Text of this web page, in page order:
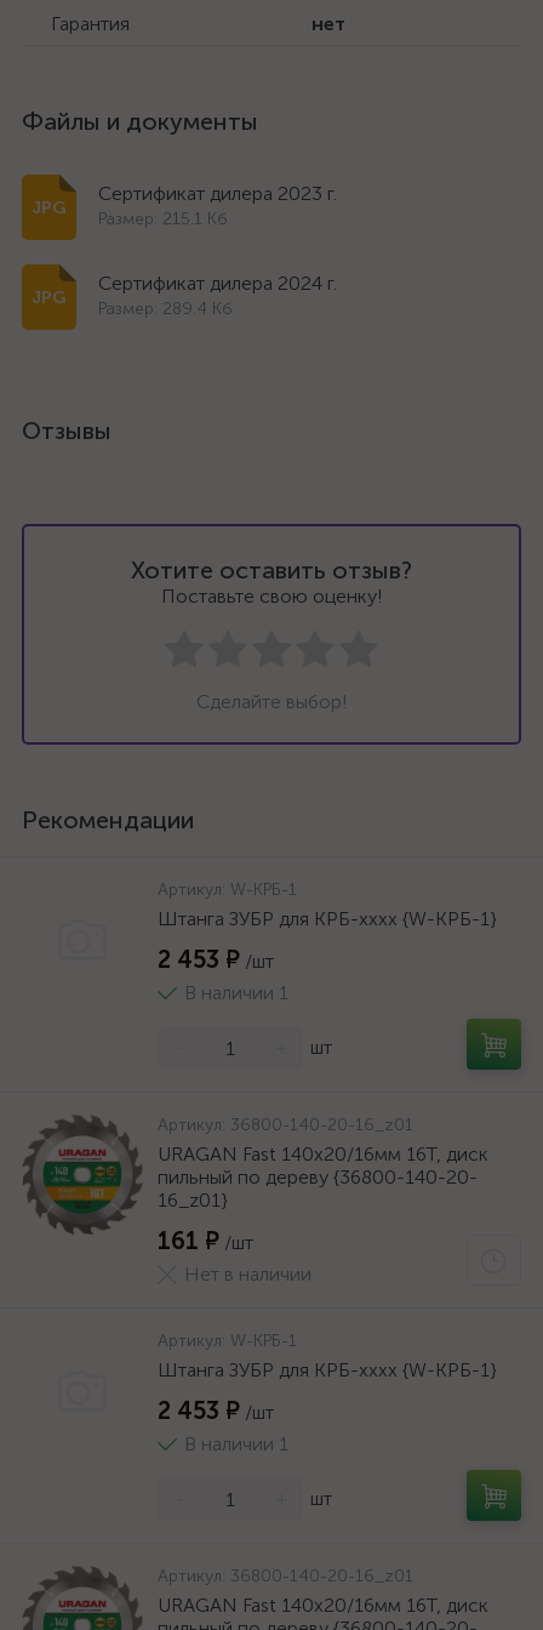
Гарантия нет
Файлы и документы
Сертификат дилера 2023 г.
Размер: 215.1 Кб
Сертификат дилера 2024 г.
Размер: 289.4 Кб
Отзывы
Хотите оставить отзыв?
Поставьте свою оценку!
Сделайте выбор!
Рекомендации
Артикул: W-КРБ-1
Штанга ЗУБР для КРБ-хххх {W-КРБ-1}
2 453 ₽ /шт
В наличии 1
шт
Артикул: 36800-140-20-16_z01
URAGAN Fast 140x20/16мм 16Т, диск
пильный по дереву {36800-140-20-
16_z01}
161 ₽ /шт
Нет в наличии
Артикул: W-КРБ-1
Штанга ЗУБР для КРБ-хххх {W-КРБ-1}
2 453 ₽ /шт
В наличии 1
шт
Артикул: 36800-140-20-16_z01
URAGAN Fast 140x20/16мм 16Т, диск